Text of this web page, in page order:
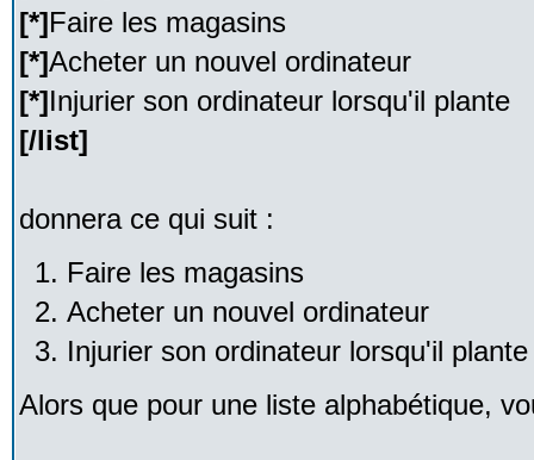
[*]Faire les magasins
[*]Acheter un nouvel ordinateur
[*]Injurier son ordinateur lorsqu'il plante
[/list]
donnera ce qui suit :
Faire les magasins
Acheter un nouvel ordinateur
Injurier son ordinateur lorsqu'il plante
Alors que pour une liste alphabétique,